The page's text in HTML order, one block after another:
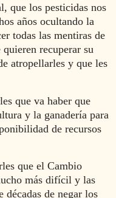
que los pesticidas nos
años ocultando la
todas las mentiras de
recuperar su
atropellarles y que les
que va haber que
y la ganadería para
de recursos
que el Cambio
más difícil y las
décadas de negar los